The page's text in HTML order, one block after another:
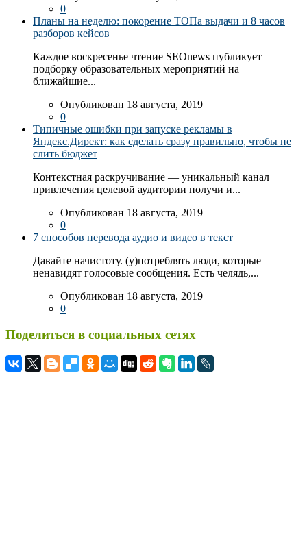
0
Планы на неделю: покорение ТОПа выдачи и 8 часов
разборов кейсов
Каждое воскресенье чтение SEOnews публикует
подборку образовательных мероприятий на
ближайшие...
Опубликован 18 августа, 2019
0
Типичные ошибки при запуске рекламы в
Яндекс.Директ: как сделать сразу правильно, чтобы не
слить бюджет
Контекстная раскручивание — уникальный канал
привлечения целевой аудитории получи и...
Опубликован 18 августа, 2019
0
7 способов перевода аудио и видео в текст
Давайте начистоту. (у)потреблять люди, которые
ненавидят голосовые сообщения. Есть челядь,...
Опубликован 18 августа, 2019
0
Поделиться в социальных сетях